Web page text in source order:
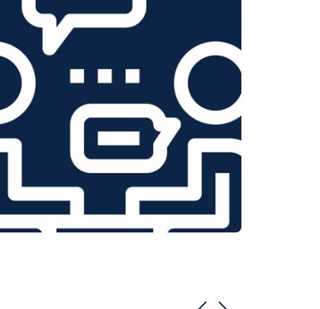
от 1100 ₽
от 1550 ₽ Заказать
от 1600 ₽ Заказать
Заказать
от 1550 ₽ Заказать